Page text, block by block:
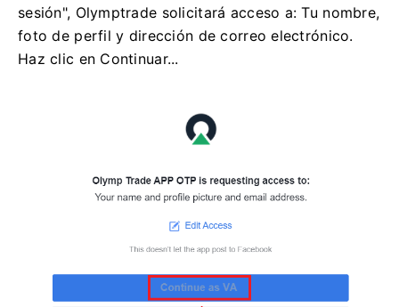
sesión", Olymptrade solicitará acceso a: Tu nombre,
foto de perfil y dirección de correo electrónico.
Haz clic en Continuar...